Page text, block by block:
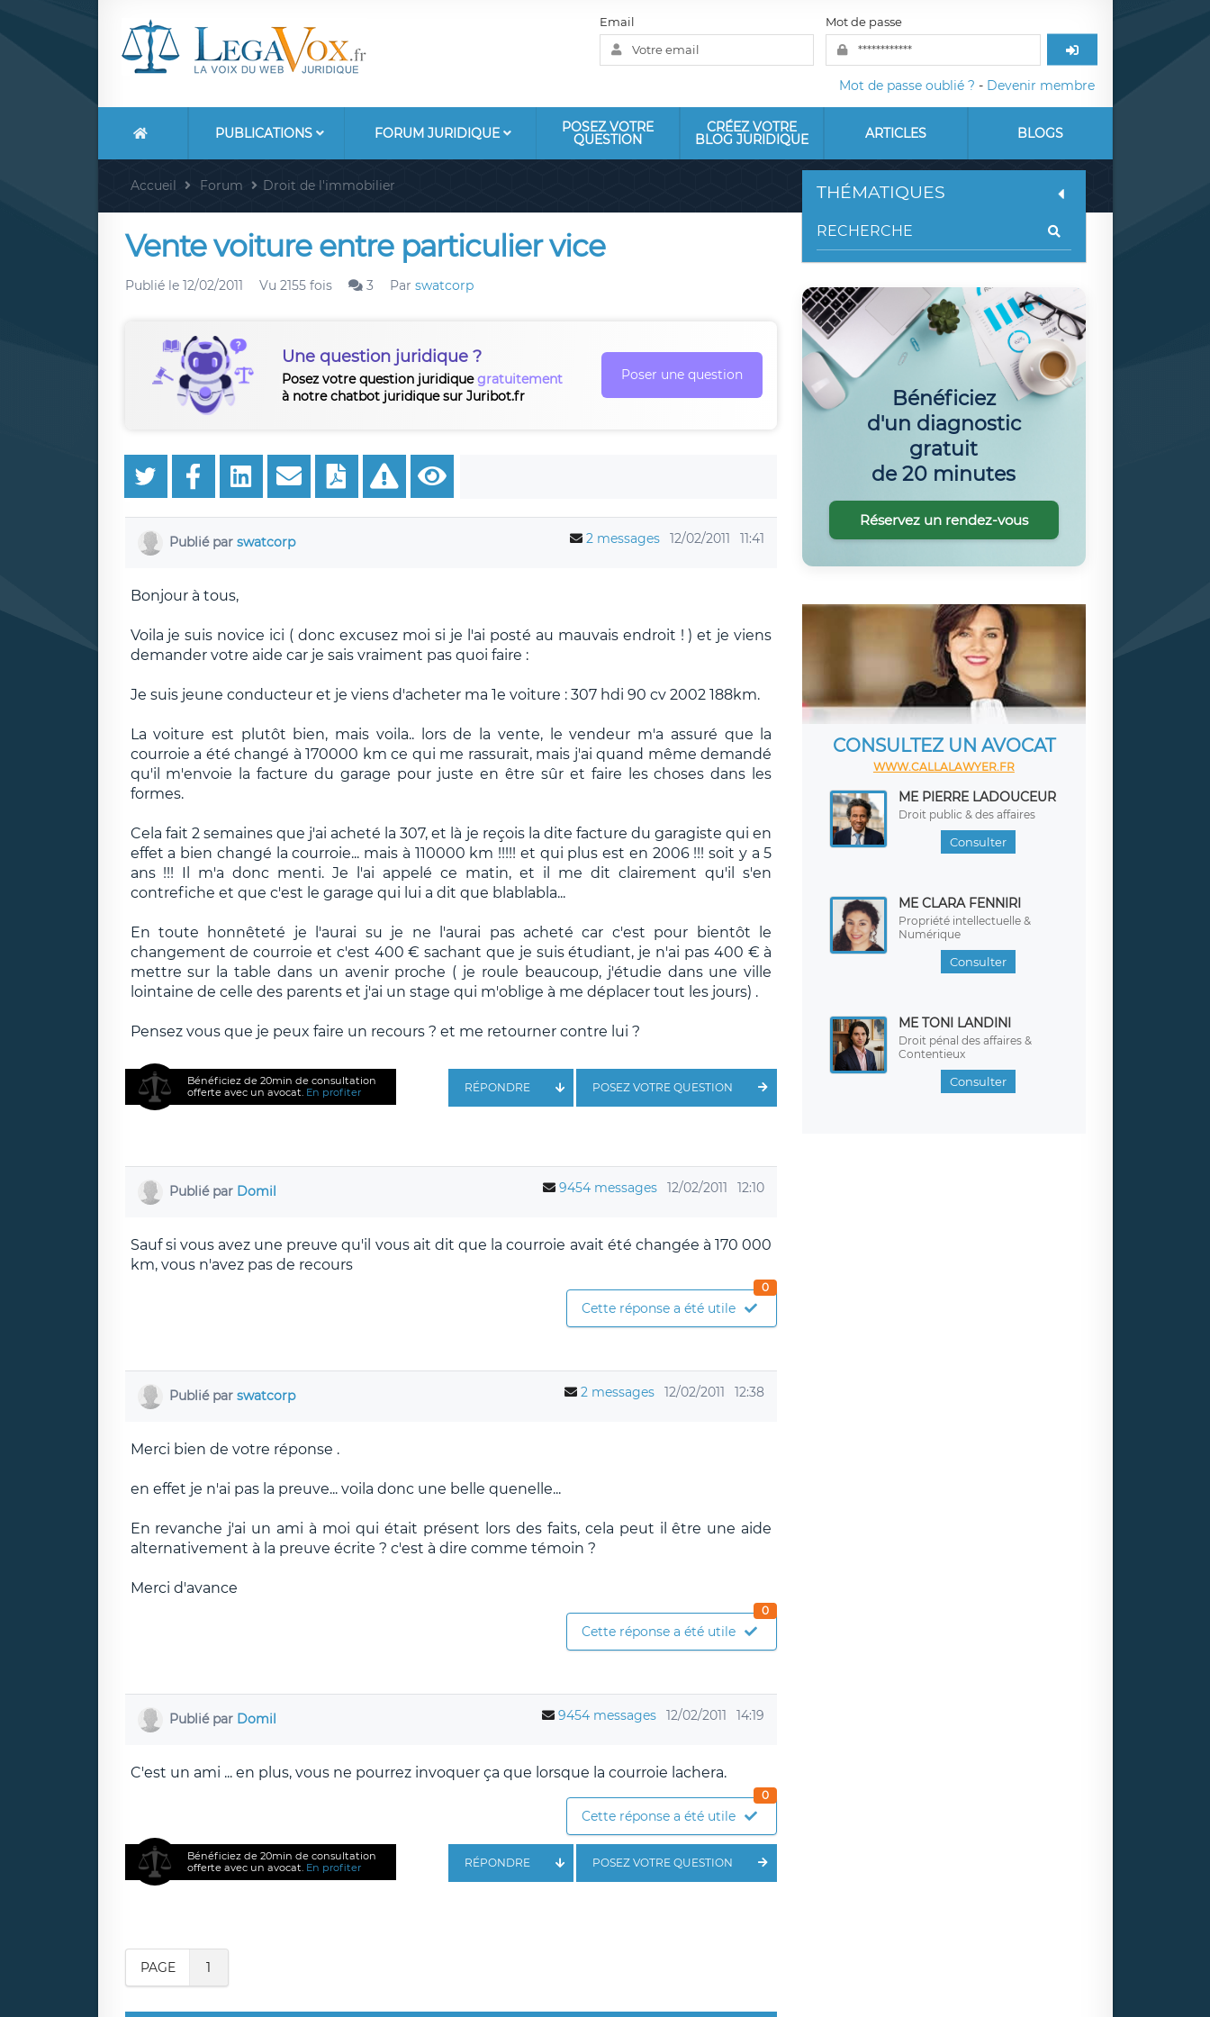
Email Mot de passe
Mot de passe oublié ? - Devenir membre
PUBLICATIONS FORUM JURIDIQUE POSEZ VOTRE
QUESTION
CRÉEZ VOTRE
BLOG JURIDIQUE ARTICLES BLOGS
Accueil Forum Droit de l'immobilier
Vente voiture entre particulier vice
Publié le 12/02/2011 Vu 2155 fois 3 Par swatcorp
Une question juridique ?
Posez votre question juridiquegratuitement
à notre chatbot juridique sur Juribot.fr
Poser une question
Publié par swatcorp 2 messages 12/02/2011 11:41
Bonjour à tous,
Voila je suis novice ici ( donc excusez moi si je l'ai posté au mauvais endroit ! ) et je viens
demander votre aide car je sais vraiment pas quoi faire :
Je suis jeune conducteur et je viens d'acheter ma 1e voiture : 307 hdi 90 cv 2002 188km.
La voiture est plutôt bien, mais voila.. lors de la vente, le vendeur m'a assuré que la
courroie a été changé à 170000 km ce qui me rassurait, mais j'ai quand même demandé
qu'il m'envoie la facture du garage pour juste en être sûr et faire les choses dans les
formes.
Cela fait 2 semaines que j'ai acheté la 307, et là je reçois la dite facture du garagiste qui en
effet a bien changé la courroie... mais à 110000 km !!!!! et qui plus est en 2006 !!! soit y a 5
ans !!! Il m'a donc menti. Je l'ai appelé ce matin, et il me dit clairement qu'il s'en
contrefiche et que c'est le garage qui lui a dit que blablabla...
En toute honnêteté je l'aurai su je ne l'aurai pas acheté car c'est pour bientôt le
changement de courroie et c'est 400 € sachant que je suis étudiant, je n'ai pas 400 € à
mettre sur la table dans un avenir proche ( je roule beaucoup, j'étudie dans une ville
lointaine de celle des parents et j'ai un stage qui m'oblige à me déplacer tout les jours) .
Pensez vous que je peux faire un recours ? et me retourner contre lui ?
Bénéficiez de 20min de consultation
offerte avec un avocat. En profiter POSEZ VOTRE QUESTION
RÉPONDRE
Publié par Domil 9454 messages 12/02/2011 12:10
Sauf si vous avez une preuve qu'il vous ait dit que la courroie avait été changée à 170 000
km, vous n'avez pas de recours
Cette réponse a été utile
0
Publié par swatcorp 2 messages 12/02/2011 12:38
Merci bien de votre réponse .
en effet je n'ai pas la preuve... voila donc une belle quenelle...
En revanche j'ai un ami à moi qui était présent lors des faits, cela peut il être une aide
alternativement à la preuve écrite ? c'est à dire comme témoin ?
Merci d'avance
Cette réponse a été utile
0
Publié par Domil 9454 messages 12/02/2011 14:19
C'est un ami ... en plus, vous ne pourrez invoquer ça que lorsque la courroie lachera.
Cette réponse a été utile
0
Bénéficiez de 20min de consultation
offerte avec un avocat. En profiter POSEZ VOTRE QUESTION
RÉPONDRE
PAGE 1
THÉMATIQUES
Bénéficiez
d'un diagnostic
gratuit
de 20 minutes
Réservez un rendez-vous
CONSULTEZ UN AVOCAT
WWW.CALLALAWYER.FR
ME PIERRE LADOUCEUR
Droit public & des affaires
Consulter
ME CLARA FENNIRI
Propriété intellectuelle &
Numérique
Consulter
ME TONI LANDINI
Droit pénal des affaires &
Contentieux
Consulter